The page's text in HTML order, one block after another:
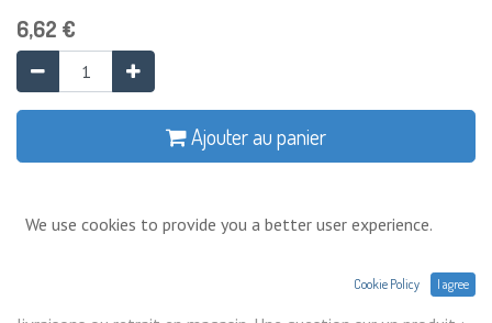
6,62 €
Ajouter au panier
Prix exprimés Hors TVA. Expéditions,
We use cookies to provide you a better user experience.
Cookie Policy I agree